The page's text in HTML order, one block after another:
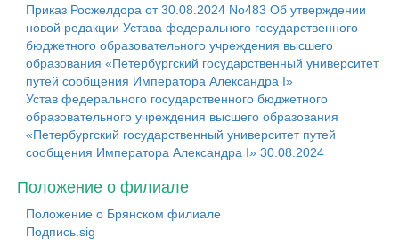
Приказ Росжелдора от 30.08.2024 No483 Об утверждении
новой редакции Устава федерального государственного
бюджетного образовательного учреждения высшего
образования «Петербургский государственный университет
путей сообщения Императора Александра I»
Устав федерального государственного бюджетного
образовательного учреждения высшего образования
«Петербургский государственный университет путей
сообщения Императора Александра I» 30.08.2024
Положение о филиале
Положение о Брянском филиале
Подпись.sig